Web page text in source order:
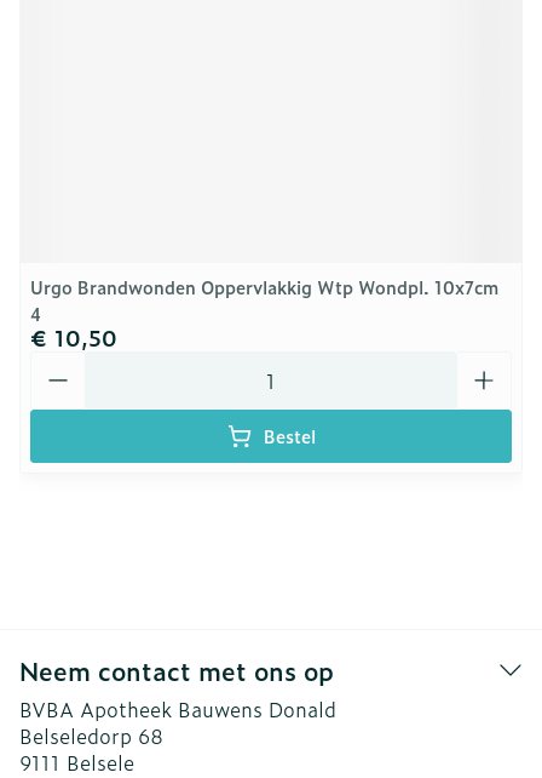
Urgo Brandwonden Oppervlakkig Wtp Wondpl. 10x7cm
4
€ 10,50
Bestel
Neem contact met ons op
BVBA Apotheek Bauwens Donald
Belseledorp 68
9111 Belsele